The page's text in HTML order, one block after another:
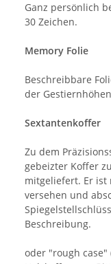
Ganz persönlich
30 Zeichen.
Memory Folie
Beschreibbare
der
Sextantenkoffer
Zu dem
gebeizter Koffer
mitgeliefert. Er ist
versehen und
Beschreibung.
oder "rough